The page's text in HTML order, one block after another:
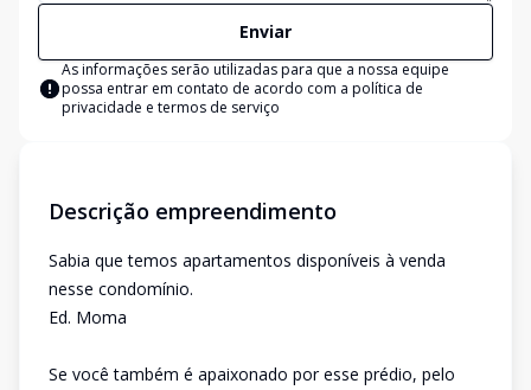
Enviar
As informações serão utilizadas para que a nossa equipe
possa entrar em contato de acordo com a política de
privacidade e termos de serviço
Descrição empreendimento
Sabia que temos apartamentos disponíveis à venda
nesse condomínio.
Ed. Moma
Se você também é apaixonado por esse prédio, pelo